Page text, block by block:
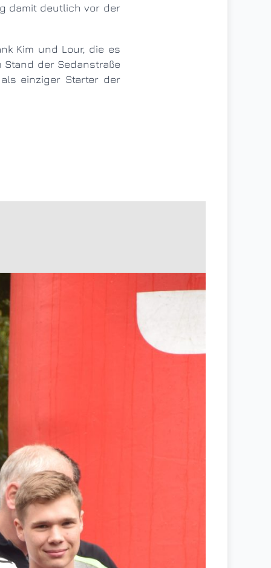
damit deutlich vor der
der Sedanstraße
einziger Starter der